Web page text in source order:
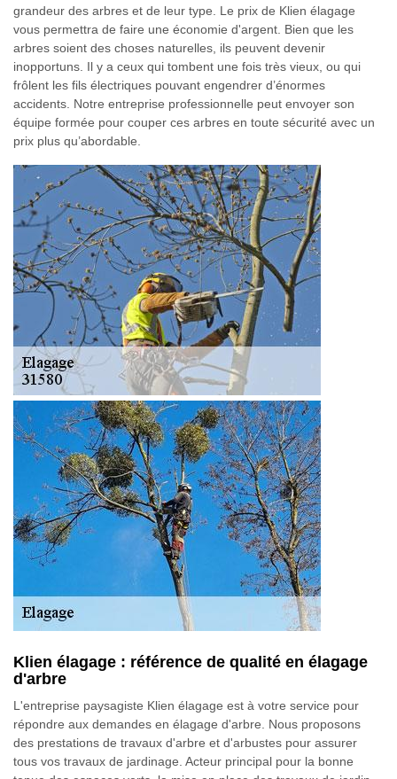
grandeur des arbres et de leur type. Le prix de Klien élagage
vous permettra de faire une économie d'argent. Bien que les
arbres soient des choses naturelles, ils peuvent devenir
inopportuns. Il y a ceux qui tombent une fois très vieux, ou qui
frôlent les fils électriques pouvant engendrer d’énormes
accidents. Notre entreprise professionnelle peut envoyer son
équipe formée pour couper ces arbres en toute sécurité avec un
prix plus qu’abordable.
Klien élagage : référence de qualité en élagage
d'arbre
L'entreprise paysagiste Klien élagage est à votre service pour
répondre aux demandes en élagage d'arbre. Nous proposons
des prestations de travaux d'arbre et d'arbustes pour assurer
tous vos travaux de jardinage. Acteur principal pour la bonne